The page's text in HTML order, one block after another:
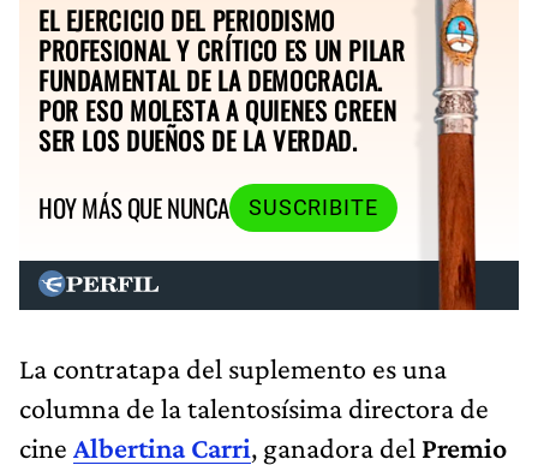
EL EJERCICIO DEL PERIODISMO
PROFESIONAL Y CRÍTICO ES UN PILAR
FUNDAMENTAL DE LA DEMOCRACIA.
POR ESO MOLESTA A QUIENES CREEN
SER LOS DUEÑOS DE LA VERDAD.
HOY MÁS QUE NUNCA
SUSCRIBITE
La contratapa del suplemento es una
columna de la talentosísima directora de
cine Albertina Carri, ganadora del Premio